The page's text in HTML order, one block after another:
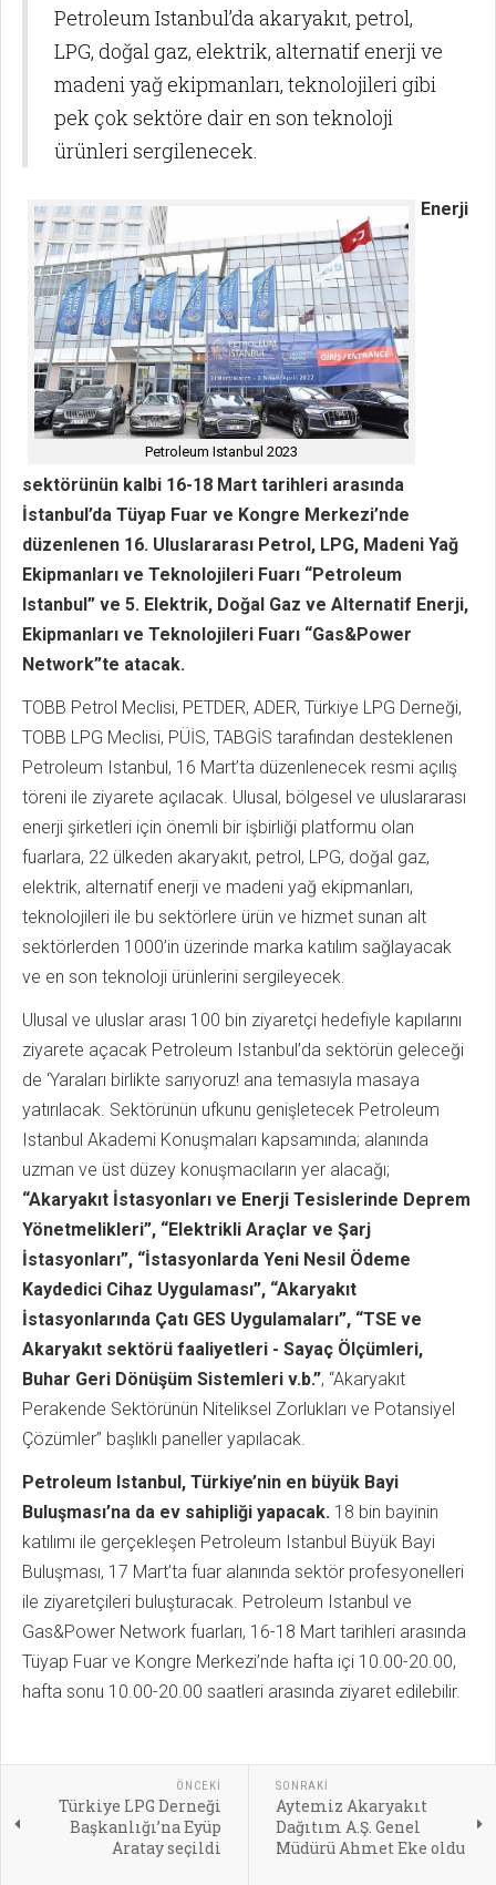
Petroleum Istanbul’da akaryakıt, petrol,
LPG, doğal gaz, elektrik, alternatif enerji ve
madeni yağ ekipmanları, teknolojileri gibi
pek çok sektöre dair en son teknoloji
ürünleri sergilenecek.
Petroleum Istanbul 2023
Enerji
sektörünün kalbi 16-18 Mart tarihleri arasında
İstanbul’da Tüyap Fuar ve Kongre Merkezi’nde
düzenlenen 16. Uluslararası Petrol, LPG, Madeni Yağ
Ekipmanları ve Teknolojileri Fuarı “Petroleum
Istanbul” ve 5. Elektrik, Doğal Gaz ve Alternatif Enerji,
Ekipmanları ve Teknolojileri Fuarı “Gas&Power
Network”te atacak.
TOBB Petrol Meclisi, PETDER, ADER, Türkiye LPG Derneği,
TOBB LPG Meclisi, PÜİS, TABGİS tarafından desteklenen
Petroleum Istanbul, 16 Mart’ta düzenlenecek resmi açılış
töreni ile ziyarete açılacak. Ulusal, bölgesel ve uluslararası
enerji şirketleri için önemli bir işbirliği platformu olan
fuarlara, 22 ülkeden akaryakıt, petrol, LPG, doğal gaz,
elektrik, alternatif enerji ve madeni yağ ekipmanları,
teknolojileri ile bu sektörlere ürün ve hizmet sunan alt
sektörlerden 1000’in üzerinde marka katılım sağlayacak
ve en son teknoloji ürünlerini sergileyecek.
Ulusal ve uluslar arası 100 bin ziyaretçi hedefiyle kapılarını
ziyarete açacak Petroleum Istanbul’da sektörün geleceği
de ‘Yaraları birlikte sarıyoruz! ana temasıyla masaya
yatırılacak. Sektörünün ufkunu genişletecek Petroleum
Istanbul Akademi Konuşmaları kapsamında; alanında
uzman ve üst düzey konuşmacıların yer alacağı;
“Akaryakıt İstasyonları ve Enerji Tesislerinde Deprem
Yönetmelikleri”, “Elektrikli Araçlar ve Şarj
İstasyonları”, “İstasyonlarda Yeni Nesil Ödeme
Kaydedici Cihaz Uygulaması”, “Akaryakıt
İstasyonlarında Çatı GES Uygulamaları”, “TSE ve
Akaryakıt sektörü faaliyetleri - Sayaç Ölçümleri,
Buhar Geri Dönüşüm Sistemleri v.b.”, “Akaryakıt
Perakende Sektörünün Niteliksel Zorlukları ve Potansiyel
Çözümler” başlıklı paneller yapılacak.
Petroleum Istanbul, Türkiye’nin en büyük Bayi
Buluşması’na da ev sahipliği yapacak. 18 bin bayinin
katılımı ile gerçekleşen Petroleum Istanbul Büyük Bayi
Buluşması, 17 Mart’ta fuar alanında sektör profesyonelleri
ile ziyaretçileri buluşturacak. Petroleum Istanbul ve
Gas&Power Network fuarları, 16-18 Mart tarihleri arasında
Tüyap Fuar ve Kongre Merkezi’nde hafta içi 10.00-20.00,
hafta sonu 10.00-20.00 saatleri arasında ziyaret edilebilir.
ÖNCEKI
Türkiye LPG Derneği
Başkanlığı’na Eyüp
Aratay seçildi
SONRAKI
Aytemiz Akaryakıt
Dağıtım A.Ş. Genel
Müdürü Ahmet Eke oldu